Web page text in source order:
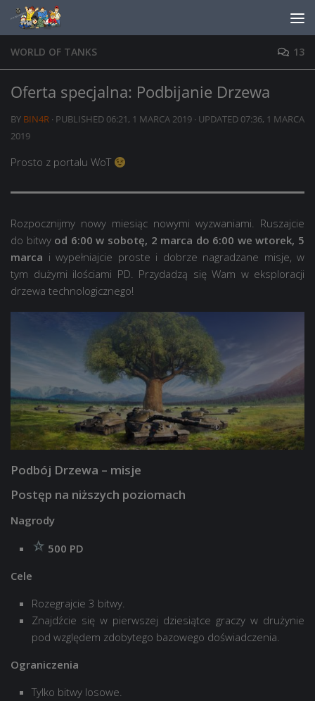
Skip to content
WORLD OF TANKS 13
Oferta specjalna: Podbijanie Drzewa
BY BIN4R · PUBLISHED 06:21, 1 MARCA 2019 · UPDATED 07:36, 1 MARCA
2019
Prosto z portalu WoT
Rozpocznijmy nowy miesiąc nowymi wyzwaniami. Ruszajcie
do bitwy od 6:00 w sobotę, 2 marca do 6:00 we wtorek, 5
marca i wypełniajcie proste i dobrze nagradzane misje, w
tym dużymi ilościami PD. Przydadzą się Wam w eksploracji
drzewa technologicznego!
Podbój Drzewa – misje
Postęp na niższych poziomach
Nagrody
500 PD
Cele
Rozegrajcie 3 bitwy.
Znajdźcie się w pierwszej dziesiątce graczy w drużynie
pod względem zdobytego bazowego doświadczenia.
Ograniczenia
Tylko bitwy losowe.